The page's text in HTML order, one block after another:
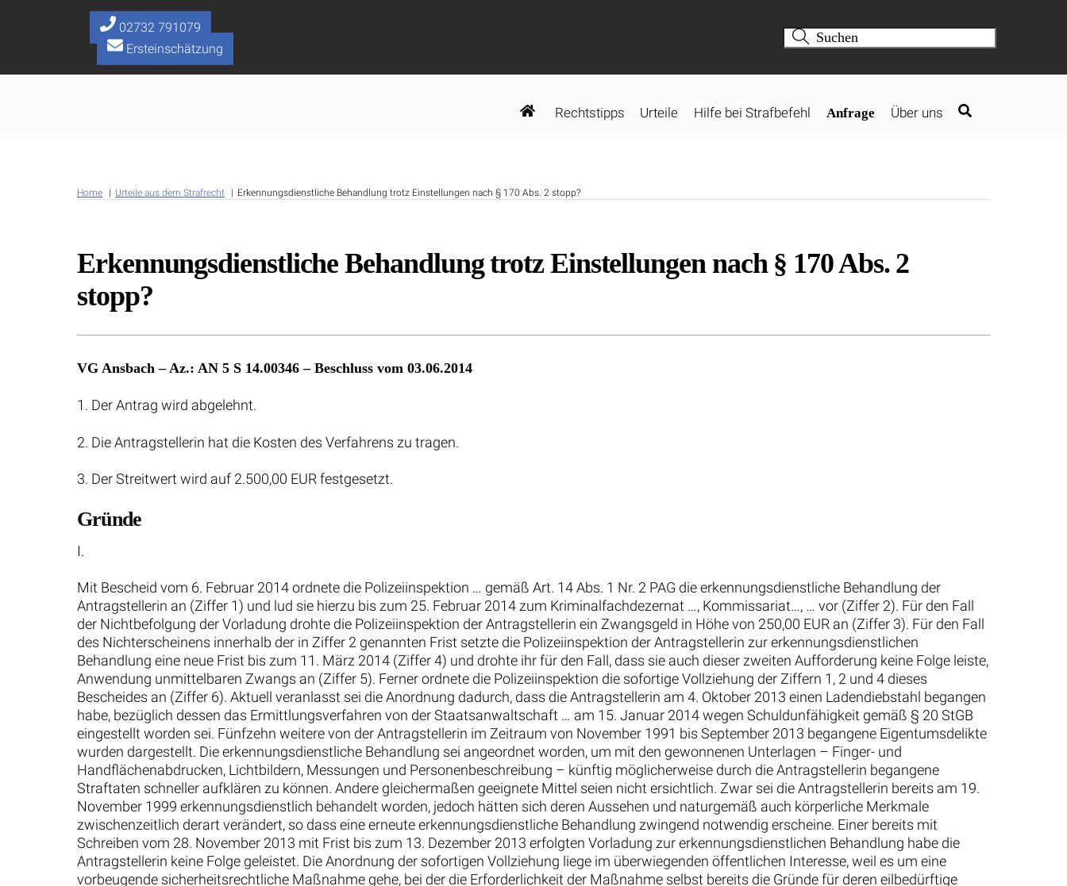
02732 791079
Ersteinschätzung
Rechtstipps Urteile Hilfe bei Strafbefehl Anfrage Über uns
Home Urteile aus dem Strafrecht Erkennungsdienstliche Behandlung trotz Einstellungen nach § 170 Abs. 2 stopp?
Erkennungsdienstliche Behandlung trotz Einstellungen nach § 170 Abs. 2
stopp?
VG Ansbach – Az.: AN 5 S 14.00346 – Beschluss vom 03.06.2014
1. Der Antrag wird abgelehnt.
2. Die Antragstellerin hat die Kosten des Verfahrens zu tragen.
3. Der Streitwert wird auf 2.500,00 EUR festgesetzt.
Gründe
I.
Mit Bescheid vom 6. Februar 2014 ordnete die Polizeiinspektion … gemäß Art. 14 Abs. 1 Nr. 2 PAG die erkennungsdienstliche Behandlung der
Antragstellerin an (Ziffer 1) und lud sie hierzu bis zum 25. Februar 2014 zum Kriminalfachdezernat …, Kommissariat…, … vor (Ziffer 2). Für den Fall
der Nichtbefolgung der Vorladung drohte die Polizeiinspektion der Antragstellerin ein Zwangsgeld in Höhe von 250,00 EUR an (Ziffer 3). Für den Fall
des Nichterscheinens innerhalb der in Ziffer 2 genannten Frist setzte die Polizeiinspektion der Antragstellerin zur erkennungsdienstlichen
Behandlung eine neue Frist bis zum 11. März 2014 (Ziffer 4) und drohte ihr für den Fall, dass sie auch dieser zweiten Aufforderung keine Folge leiste,
Anwendung unmittelbaren Zwangs an (Ziffer 5). Ferner ordnete die Polizeiinspektion die sofortige Vollziehung der Ziffern 1, 2 und 4 dieses
Bescheides an (Ziffer 6). Aktuell veranlasst sei die Anordnung dadurch, dass die Antragstellerin am 4. Oktober 2013 einen Ladendiebstahl begangen
habe, bezüglich dessen das Ermittlungsverfahren von der Staatsanwaltschaft … am 15. Januar 2014 wegen Schuldunfähigkeit gemäß § 20 StGB
eingestellt worden sei. Fünfzehn weitere von der Antragstellerin im Zeitraum von November 1991 bis September 2013 begangene Eigentumsdelikte
wurden dargestellt. Die erkennungsdienstliche Behandlung sei angeordnet worden, um mit den gewonnenen Unterlagen – Finger- und
Handflächenabdrucken, Lichtbildern, Messungen und Personenbeschreibung – künftig möglicherweise durch die Antragstellerin begangene
Straftaten schneller aufklären zu können. Andere gleichermaßen geeignete Mittel seien nicht ersichtlich. Zwar sei die Antragstellerin bereits am 19.
November 1999 erkennungsdienstlich behandelt worden, jedoch hätten sich deren Aussehen und naturgemäß auch körperliche Merkmale
zwischenzeitlich derart verändert, so dass eine erneute erkennungsdienstliche Behandlung zwingend notwendig erscheine. Einer bereits mit
Schreiben vom 28. November 2013 mit Frist bis zum 13. Dezember 2013 erfolgten Vorladung zur erkennungsdienstlichen Behandlung habe die
Antragstellerin keine Folge geleistet. Die Anordnung der sofortigen Vollziehung liege im überwiegenden öffentlichen Interesse, weil es um eine
vorbeugende sicherheitsrechtliche Maßnahme gehe, bei der die Erforderlichkeit der Maßnahme selbst bereits die Gründe für deren eilbedürftige